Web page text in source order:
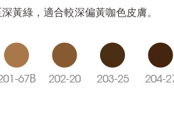
黃綠，適合較深偏黃咖色皮膚。